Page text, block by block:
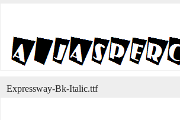
Expressway-Bk-Italic.ttf